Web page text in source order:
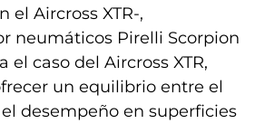
el Aircross XTR-,
neumáticos Pirelli Scorpion
el caso del Aircross XTR,
un equilibrio entre el
desempeño en superficies